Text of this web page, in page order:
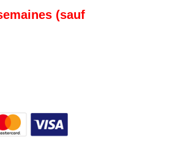
(sauf